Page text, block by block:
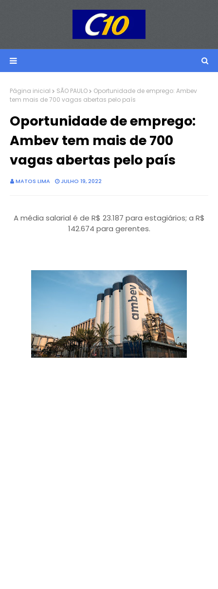
Página inicial SÃO PAULO
Oportunidade de emprego: Ambev
tem mais de 700 vagas abertas pelo país
Oportunidade de emprego:
Ambev tem mais de 700
vagas abertas pelo país
MATOS LIMA JULHO 19, 2022
A média salarial é de R$ 23.187 para estagiários; a R$
142.674 para gerentes.